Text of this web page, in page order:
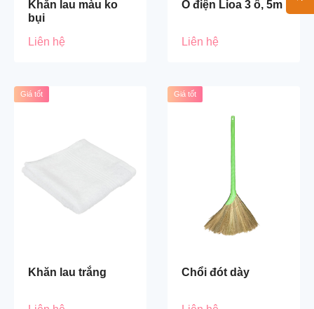
Khăn lau màu ko
bụi
Liên hệ
Ổ điện Lioa 3 ổ, 5m
Liên hệ
Giá tốt
Khăn lau trắng
Giá tốt
Chổi đót dày